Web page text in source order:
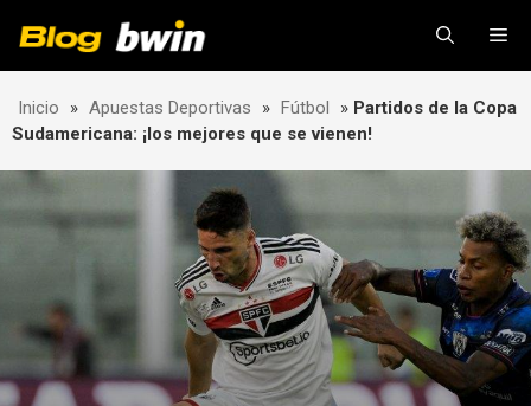
Inicio » Apuestas Deportivas » Fútbol » Partidos de la Copa
Sudamericana: ¡los mejores que se vienen!